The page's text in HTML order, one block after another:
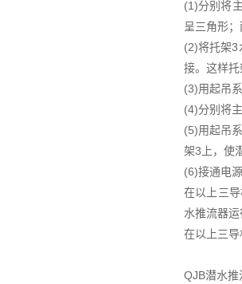
(1)分别将
呈三角形
(2)将托架3
接。这样
(3)用起吊
(4)分别将
(5)用起吊
架3上，使
(6)接通电
在以上三
水推流器
在以上三
QJB潜水